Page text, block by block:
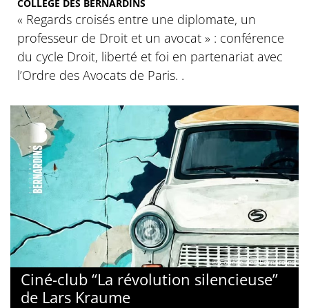
COLLÈGE DES BERNARDINS
‍« Regards croisés entre une diplomate, un
professeur de Droit et un avocat » : conférence
du cycle Droit, liberté et foi en partenariat avec
l’Ordre des Avocats de Paris. .
© Collège des Bernardins
Ciné-club “La révolution silencieuse”
de Lars Kraume